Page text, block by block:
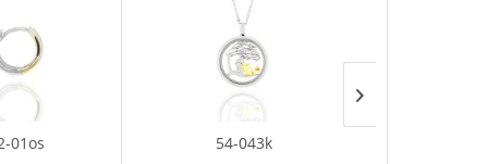
01os 54-043k